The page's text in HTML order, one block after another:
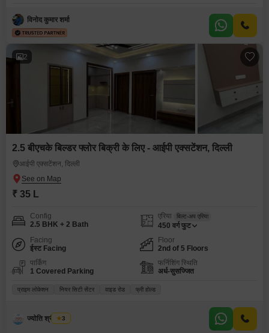
विनोद कुमार शर्मा
2
2.5 बीएचके बिल्डर फ्लोर बिक्री के लिए - आईपी एक्सटेंशन, दिल्ली
आईपी एक्सटेंशन, दिल्ली
₹ 35 L
Config
2.5 BHK + 2 Bath
एरिया बिल्ट-अप एरिया
450 वर्ग फुट
Facing
ईस्ट Facing
Floor
2nd of 5 Floors
पार्किंग
1 Covered Parking
फर्निशिंग स्थिति
अर्ध-सुसज्जित
प्राइम लोकेशन नियर सिटी सेंटर वाइड रोड फ्री होल्ड
ज्योति श्रीवास्तव
3